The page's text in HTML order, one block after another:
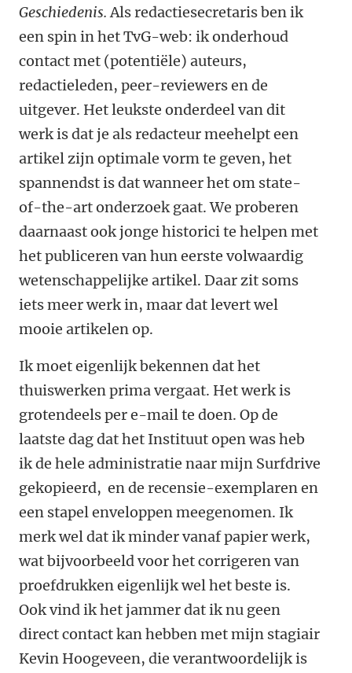
Geschiedenis.Als redactiesecretaris ben ik
een spin in het TvG-web: ik onderhoud
contact met (potentiële) auteurs,
redactieleden, peer-reviewers en de
uitgever. Het leukste onderdeel van dit
werk is dat je als redacteur meehelpt een
artikel zijn optimale vorm te geven, het
spannendst is dat wanneer het om state-
of-the-art onderzoek gaat. We proberen
daarnaast ook jonge historici te helpen met
het publiceren van hun eerste volwaardig
wetenschappelijke artikel. Daar zit soms
iets meer werk in, maar dat levert wel
mooie artikelen op.
Ik moet eigenlijk bekennen dat het
thuiswerken prima vergaat. Het werk is
grotendeels per e-mail te doen. Op de
laatste dag dat het Instituut open was heb
ik de hele administratie naar mijn Surfdrive
gekopieerd, en de recensie-exemplaren en
een stapel enveloppen meegenomen. Ik
merk wel dat ik minder vanaf papier werk,
wat bijvoorbeeld voor het corrigeren van
proefdrukken eigenlijk wel het beste is.
Ook vind ik het jammer dat ik nu geen
direct contact kan hebben met mijn stagiair
Kevin Hoogeveen, die verantwoordelijk is